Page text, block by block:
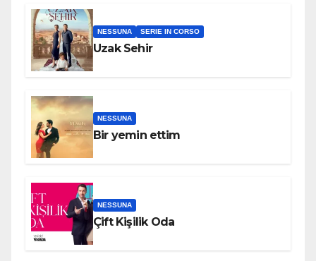
NESSUNA SERIE IN CORSO
Uzak Sehir
NESSUNA
Bir yemin ettim
NESSUNA
Çift Kişilik Oda